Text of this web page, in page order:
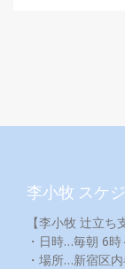
李小牧 スケ
【李小牧 辻立ち
・日時…毎朝 6
・場所…新宿区